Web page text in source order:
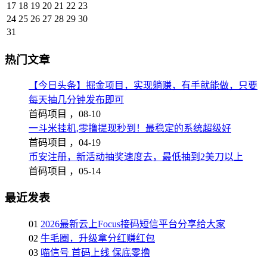
17 18 19 20 21 22 23
24 25 26 27 28 29 30
31
热门文章
【今日头条】掘金项目，实现躺赚，有手就能做，只要
每天抽几分钟发布即可
首码项目 ， 08-10
一斗米挂机,零撸提现秒到！最稳定的系统超级好
首码项目 ， 04-19
币安注册，新活动抽奖速度去，最低抽到2美刀以上
首码项目 ， 05-14
最近发表
01 2026最新云上Focus接码短信平台分享给大家
02 牛毛圈，升级拿分红赚红包
03 喵信号 首码上线 保底零撸